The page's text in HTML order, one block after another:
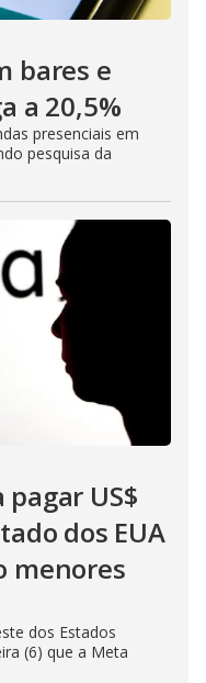
bares e
a 20,5%
presenciais em
pesquisa da
US$
dos EUA
menores
dos Estados
(6) que a Meta